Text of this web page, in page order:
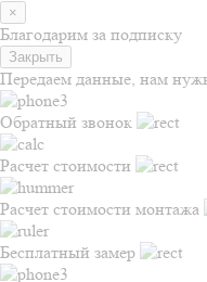
×
Благодарим за подписку
Закрыть
Передаем данные, нам
Обратный звонок
Расчет стоимости
Расчет стоимости монтажа
Бесплатный замер